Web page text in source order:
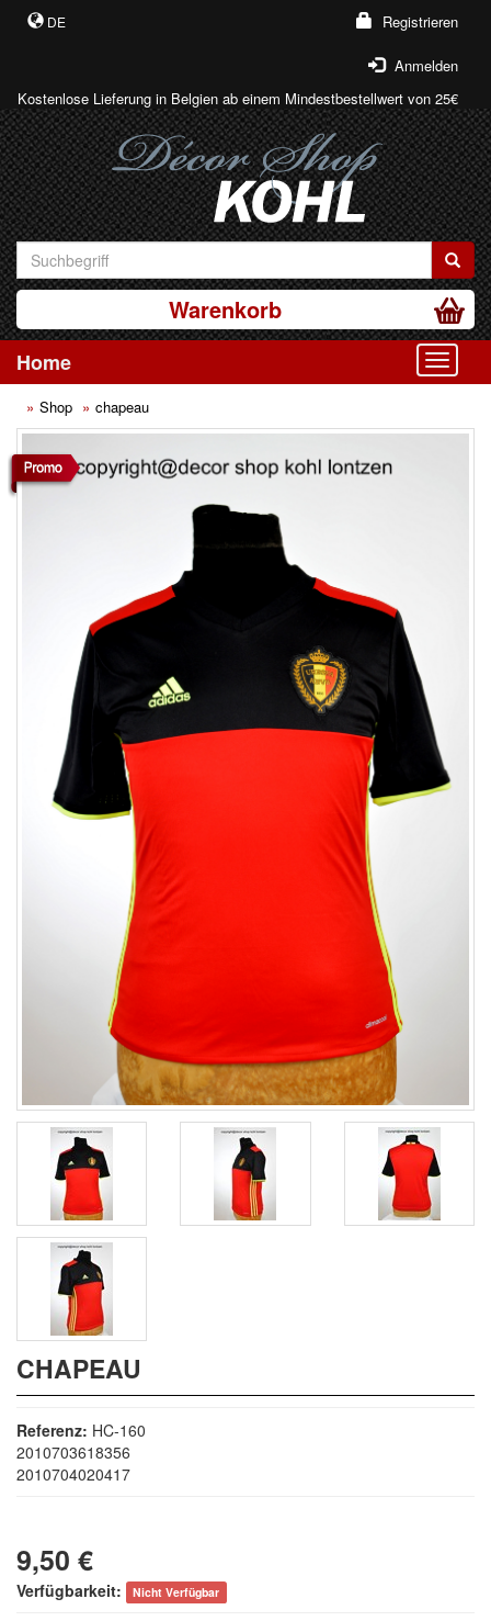
DE Registrieren
Anmelden
Kostenlose Lieferung in Belgien ab einem Mindestbestellwert von 25€
Warenkorb
Home
Shop chapeau
CHAPEAU
Referenz: HC-160
2010703618356
2010704020417
9,50 €
Verfügbarkeit: Nicht Verfügbar